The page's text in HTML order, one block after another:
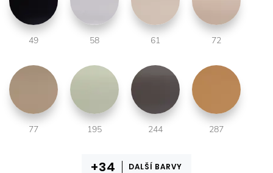
49 58 61 72
77 195 244 287
DALŠÍ BARVY